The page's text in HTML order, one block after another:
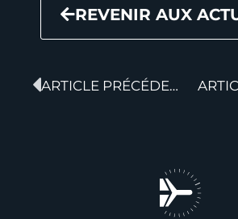
REVENIR AUX
ARTICLE PRÉCÉDENT